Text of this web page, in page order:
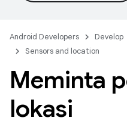
Android Developers Develop
Sensors and location
Meminta
lokasi